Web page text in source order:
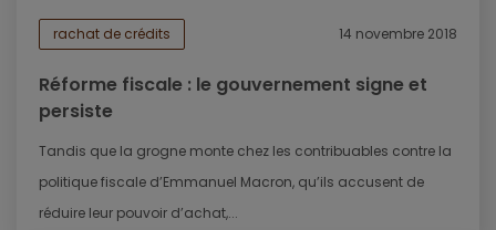
rachat de crédits 14 novembre 2018
Réforme fiscale : le gouvernement signe et
persiste
Tandis que la grogne monte chez les contribuables contre la
politique fiscale d’Emmanuel Macron, qu’ils accusent de
réduire leur pouvoir d’achat,...